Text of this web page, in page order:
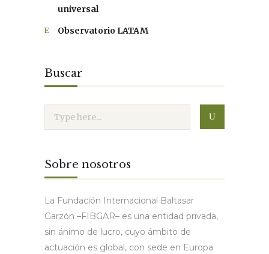
universal
Observatorio LATAM
Buscar
Sobre nosotros
La Fundación Internacional Baltasar
Garzón –FIBGAR– es una entidad privada,
sin ánimo de lucro, cuyo ámbito de
actuación es global, con sede en Europa